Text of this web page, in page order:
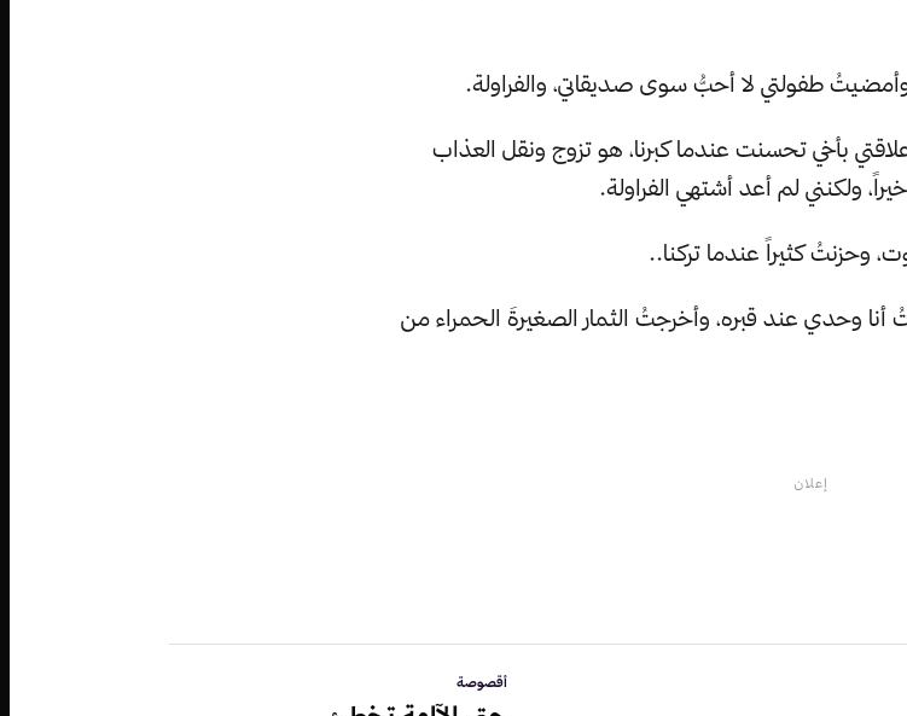
طفولتي لا أحبُّ سوى صديقاتي، والفراولة.
بأخي تحسنت عندما كبرنا، هو تزوج ونقل العذاب
ولكنني لم أعد أشتهي الفراولة.
وحزنتُ كثيراً عندما تركنا..
أنا وحدي عند قبره، وأخرجتُ الثمار الصغيرةَ الحمراء من
إعلان
أقصوصة